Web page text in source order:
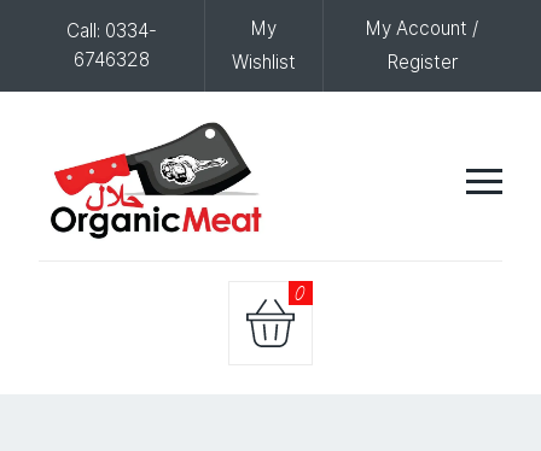
Call: 0334-
6746328
My
Wishlist
My Account /
Register
0